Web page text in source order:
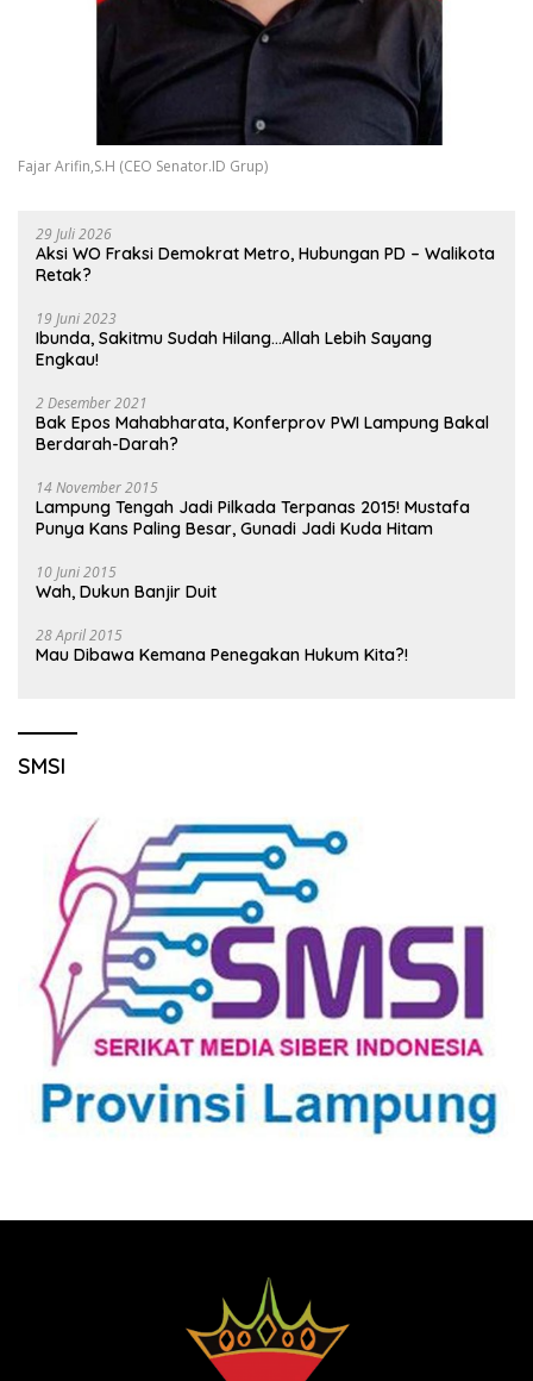
Fajar Arifin,S.H (CEO Senator.ID Grup)
29 Juli 2026
Aksi WO Fraksi Demokrat Metro, Hubungan PD – Walikota
Retak?
19 Juni 2023
Ibunda, Sakitmu Sudah Hilang…Allah Lebih Sayang
Engkau!
2 Desember 2021
Bak Epos Mahabharata, Konferprov PWI Lampung Bakal
Berdarah-Darah?
14 November 2015
Lampung Tengah Jadi Pilkada Terpanas 2015! Mustafa
Punya Kans Paling Besar, Gunadi Jadi Kuda Hitam
10 Juni 2015
Wah, Dukun Banjir Duit
28 April 2015
Mau Dibawa Kemana Penegakan Hukum Kita?!
SMSI